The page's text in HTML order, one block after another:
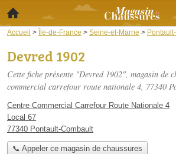
Accueil > Île-de-France > Seine-et-Marne >
Devred 1902
Cette fiche présente "Devred 1902", magasin de
commercial carrefour route nationale 4, 77340
Centre Commercial Carrefour Route Nationale 4
Local 67
77340 Pontault-Combault
📞 Appeler ce magasin de chaussures